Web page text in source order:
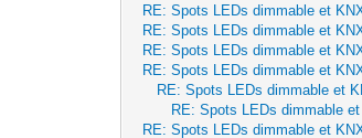
RE: Spots LEDs dimmable et
RE: Spots LEDs dimmable et
RE: Spots LEDs dimmable et
RE: Spots LEDs dimmable et
RE: Spots LEDs dimmable et
RE: Spots LEDs dimmable
RE: Spots LEDs dimmable et